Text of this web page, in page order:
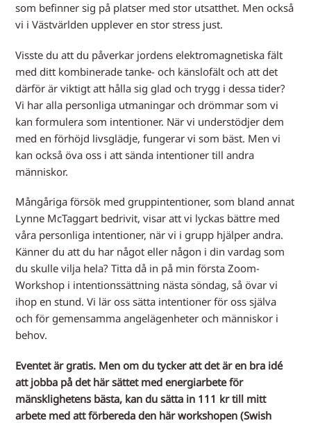
som befinner sig på platser med stor utsatthet. Men också
vi i Västvärlden upplever en stor stress just.
Visste du att du påverkar jordens elektromagnetiska fält
med ditt kombinerade tanke- och känslofält och att det
därför är viktigt att hålla sig glad och trygg i dessa tider?
Vi har alla personliga utmaningar och drömmar som vi
kan formulera som intentioner. När vi understödjer dem
med en förhöjd livsglädje, fungerar vi som bäst. Men vi
kan också öva oss i att sända intentioner till andra
människor.
Mångåriga försök med gruppintentioner, som bland annat
Lynne McTaggart bedrivit, visar att vi lyckas bättre med
våra personliga intentioner, när vi i grupp hjälper andra.
Känner du att du har något eller någon i din vardag som
du skulle vilja hela? Titta då in på min första Zoom-
Workshop i intentionssättning nästa söndag, så övar vi
ihop en stund. Vi lär oss sätta intentioner för oss själva
och för gemensamma angelägenheter och människor i
behov.
Eventet är gratis. Men om du tycker att det är en bra idé
att jobba på det här sättet med energiarbete för
mänsklighetens bästa, kan du sätta in 111 kr till mitt
arbete med att förbereda den här workshopen (Swish